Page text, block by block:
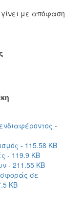
με απόφαση
-
- 115.58 KB
- 119.9 KB
- 211.55 KB
σε
KB